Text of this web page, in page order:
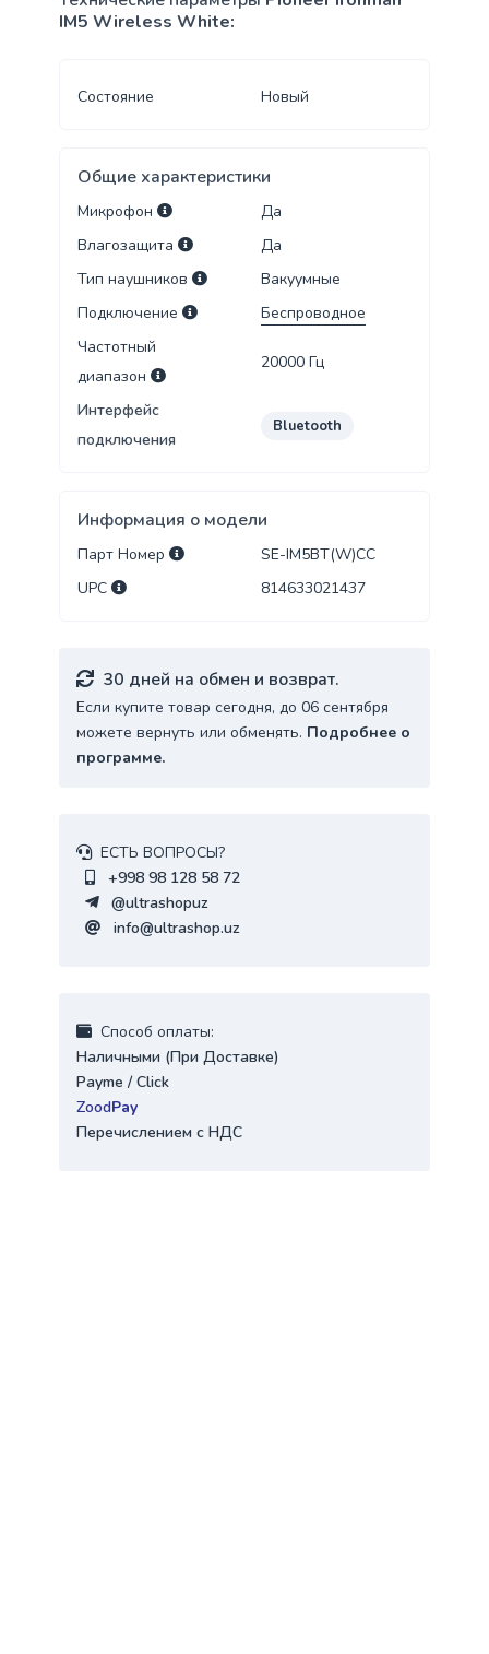
IM5 Wireless White:
Состояние Новый
Общие характеристики
Микрофон
Да
Влагозащита
Да
Тип наушников
Вакуумные
Подключение
Беспроводное
Частотный
диапазон
20000 Гц
Интерфейс
подключения
Bluetooth
Информация о модели
Парт Номер
SE-IM5BT(W)CC
UPC
814633021437
30 дней на обмен и возврат.
Если купите товар сегодня, до 06 сентября
можете вернуть или обменять. Подробнее о
программе.
ЕСТЬ ВОПРОСЫ?
+998 98 128 58 72
@ultrashopuz
info@ultrashop.uz
Cпособ оплаты:
Наличными (При Доставке)
Payme / Click
ZoodPay
Перечислением с НДС